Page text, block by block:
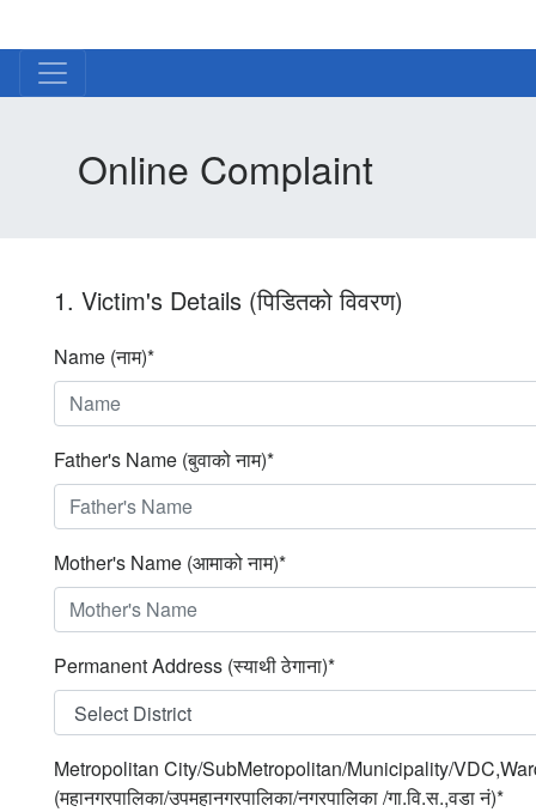
Online Complaint
1. Victim's Details (पिडितको विवरण)
Name (नाम)*
Father's Name (बुवाको नाम)*
Mother's Name (आमाको नाम)*
Permanent Address (स्याथी ठेगाना)*
Metropolitan City/SubMetropolitan/Municipality/
(महानगरपालिका/उपमहानगरपालिका/नगरपालिका /गा.वि.स.,वडा नं)*